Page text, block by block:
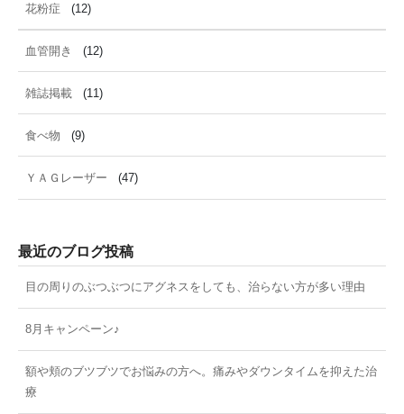
花粉症 (12)
血管開き (12)
雑誌掲載 (11)
食べ物 (9)
ＹＡＧレーザー (47)
最近のブログ投稿
目の周りのぶつぶつにアグネスをしても、治らない方が多い理由
8月キャンペーン♪
額や頬のブツブツでお悩みの方へ。痛みやダウンタイムを抑えた治
療